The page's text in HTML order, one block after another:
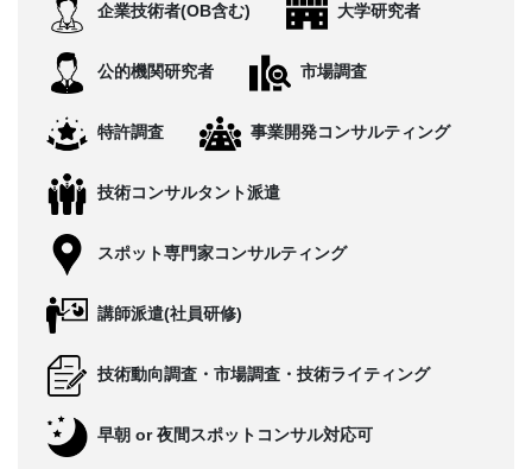
企業技術者(OB含む) 大学研究者
公的機関研究者 市場調査
特許調査 事業開発コンサルティング
技術コンサルタント派遣
スポット専門家コンサルティング
講師派遣(社員研修)
技術動向調査・市場調査・技術ライティング
早朝 or 夜間スポットコンサル対応可